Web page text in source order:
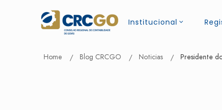
Institucional
Home Blog CRCGO Noticias Presidente